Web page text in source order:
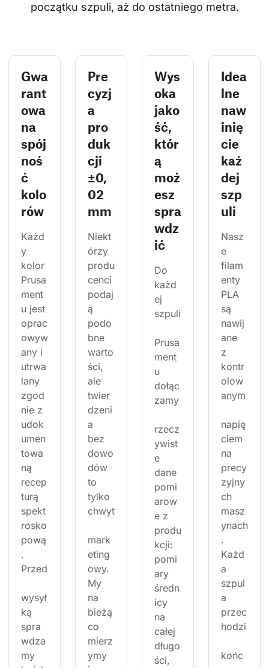
początku szpuli, aż do ostatniego metra.
Gwa
rant
owa
na
spój
noś
ć
kolo
rów
Każd
y
kolor
Prusa
ment
u jest
oprac
owyw
any i
utrwa
lany
zgod
nie z
udok
umen
towa
ną
recep
turą
spekt
rosko
pową
.
Przed
wysył
ką
spra
wdza
my
Pre
cyzj
a
pro
duk
cji
±0,
02
mm
Niekt
órzy
produ
cenci
podaj
ą
podo
bne
warto
ści,
ale
twier
dzeni
a
bez
dowo
dów
to
tylko
chwyt
mark
eting
owy.
My
na
bieżą
co
mierz
ymy
Wys
oka
jako
ść,
któr
ą
moż
esz
spra
wdz
ić
Do
każd
ej
szpuli
Prusa
ment
u
dołąc
zamy
rzecz
ywist
e
dane
pomi
arow
e z
produ
kcji:
pomi
ary
średn
icy
na
całej
długo
ści,
Idea
lne
naw
inię
cie
każ
dej
szp
uli
Nasz
e
filam
enty
PLA
są
nawij
ane
z
kontr
olow
anym
napię
ciem
na
precy
zyjny
ch
masz
ynach
.
Każd
a
szpul
a
przec
hodzi
końc